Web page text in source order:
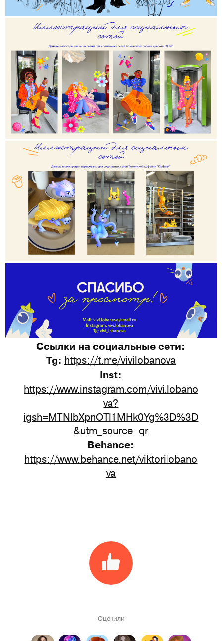
Ссылки на социальные сети:
Tg: https://t.me/vivilobanova
Inst:
https://www.instagram.com/vivi.lobano
va?
igsh=MTNlbXpnOTl1MHk0Yg%3D%3D
&utm_source=qr
Behance:
https://www.behance.net/viktorilobano
va
Оценили